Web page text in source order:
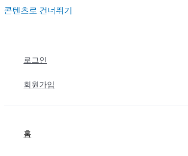
콘텐츠로 건너뛰기
로그인
회원가입
홈